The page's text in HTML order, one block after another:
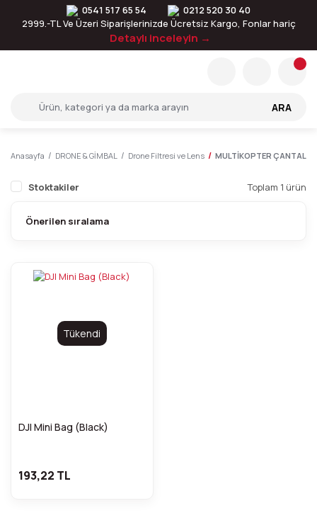
0541 517 65 54
0212 520 30 40
2999.-TL Ve Üzeri Siparişlerinizde Ücretsiz Kargo, Fonlar hariç
Detaylı inceleyin →
ARA
Anasayfa DRONE & GİMBAL Drone Filtresi ve Lens MULTİKOPTER ÇANTALAR
Stoktakiler Toplam 1 ürün
Tükendi
DJI Mini Bag (Black)
193,22 TL